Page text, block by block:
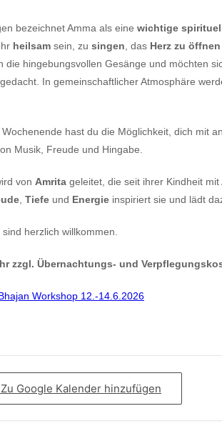
bezeichnet Amma als eine wichtige
heilsam sein, zu singen, das Herz zu öffnen
die hingebungsvollen Gesänge und möchten
In gemeinschaftlicher Atmosphäre
Wochenende hast du die Möglichkeit, dich mit
Musik, Freude und Hingabe.
von Amrita geleitet, die seit ihrer Kindheit
, Tiefe und Energie inspiriert sie und lädt
sind herzlich willkommen.
zzgl. Übernachtungs- und
Workshop 12.-14.6.2026
Google Kalender hinzufügen